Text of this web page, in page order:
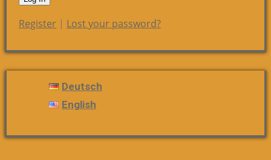
Register | Lost your password?
Deutsch
English